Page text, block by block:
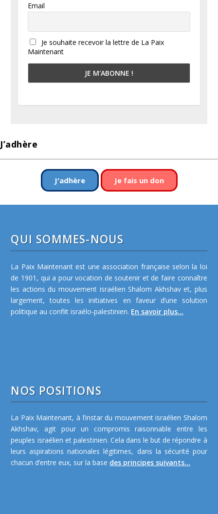
Email
Je souhaite recevoir la lettre de La Paix
Maintenant
J’adhère
J'adhère Je fais un don
QUI SOMMES-NOUS
La Paix Maintenant est une association française selon la loi
de 1901, qui a pour vocation de soutenir et de faire connaître
les actions du mouvement israélien Shalom Akhshav et, plus
largement, toutes les initiatives en faveur d’une solution
politique au conflit israélo-palestinien. En savoir plus...
NOS POSITIONS
La Paix Maintenant, à l’instar du mouvement israélien Shalom
Akhshav, agit pour un compromis raisonnable entre les
peuples israélien et palestinien. Cela dans le but de répondre à
leurs aspirations nationales légitimes, dans la sécurité pour
chacun d’entre eux, sur la base des principes suivants...